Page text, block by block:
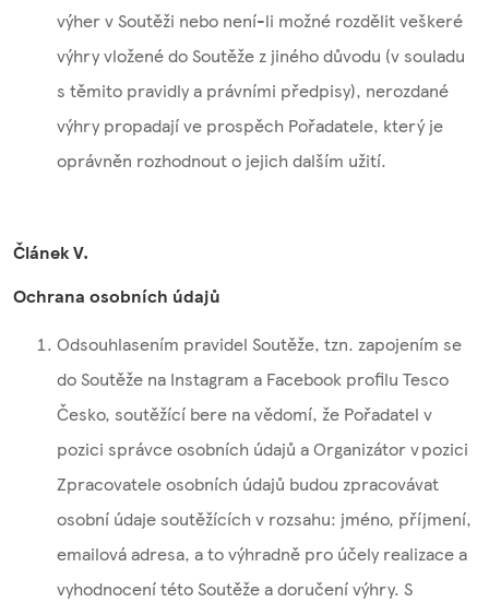
výher v Soutěži nebo není-li možné rozdělit veškeré
výhry vložené do Soutěže z jiného důvodu (v souladu
s těmito pravidly a právními předpisy), nerozdané
výhry propadají ve prospěch Pořadatele, který je
oprávněn rozhodnout o jejich dalším užití.
Článek V.
Ochrana osobních údajů
Odsouhlasením pravidel Soutěže, tzn. zapojením se
do Soutěže na Instagram a Facebook profilu Tesco
Česko, soutěžící bere na vědomí, že Pořadatel v
pozici správce osobních údajů a Organizátor v pozici
Zpracovatele osobních údajů budou zpracovávat
osobní údaje soutěžících v rozsahu: jméno, příjmení,
emailová adresa, a to výhradně pro účely realizace a
vyhodnocení této Soutěže a doručení výhry. S